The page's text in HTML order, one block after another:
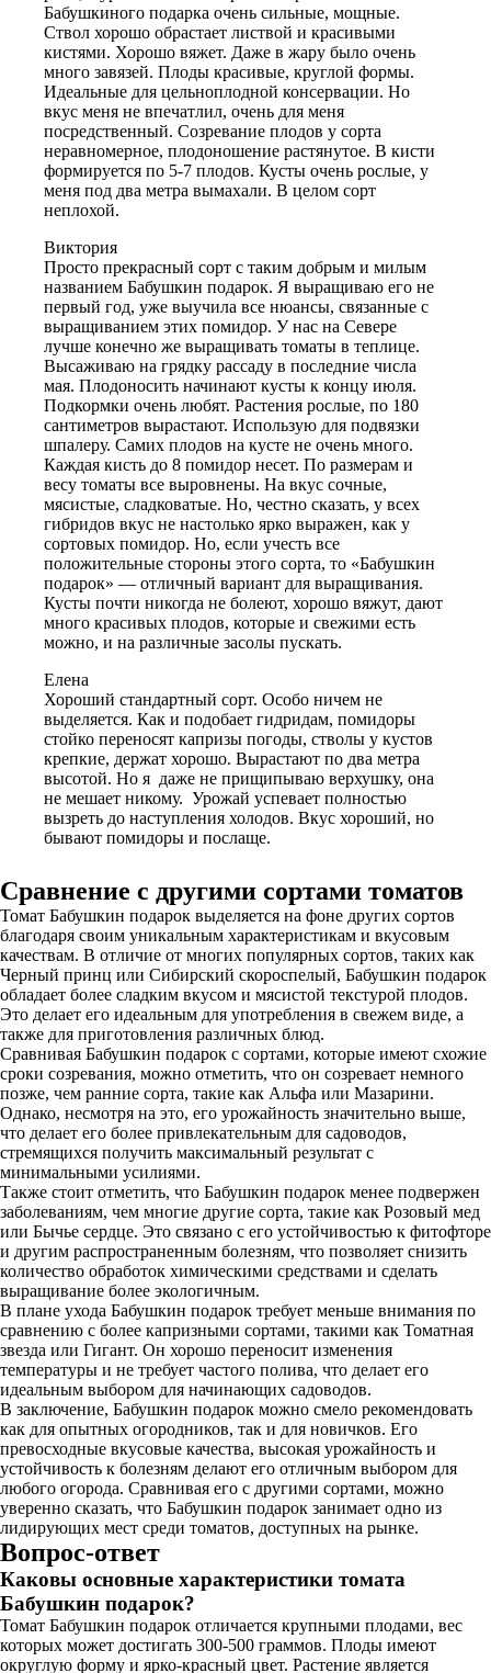
Бабушкиного подарка очень сильные, мощные.
Ствол хорошо обрастает листвой и красивыми
кистями. Хорошо вяжет. Даже в жару было очень
много завязей. Плоды красивые, круглой формы.
Идеальные для цельноплодной консервации. Но
вкус меня не впечатлил, очень для меня
посредственный. Созревание плодов у сорта
неравномерное, плодоношение растянутое. В кисти
формируется по 5-7 плодов. Кусты очень рослые, у
меня под два метра вымахали. В целом сорт
неплохой.
Виктория
Просто прекрасный сорт с таким добрым и милым
названием Бабушкин подарок. Я выращиваю его не
первый год, уже выучила все нюансы, связанные с
выращиванием этих помидор. У нас на Севере
лучше конечно же выращивать томаты в теплице.
Высаживаю на грядку рассаду в последние числа
мая. Плодоносить начинают кусты к концу июля.
Подкормки очень любят. Растения рослые, по 180
сантиметров вырастают. Использую для подвязки
шпалеру. Самих плодов на кусте не очень много.
Каждая кисть до 8 помидор несет. По размерам и
весу томаты все выровнены. На вкус сочные,
мясистые, сладковатые. Но, честно сказать, у всех
гибридов вкус не настолько ярко выражен, как у
сортовых помидор. Но, если учесть все
положительные стороны этого сорта, то «Бабушкин
подарок» — отличный вариант для выращивания.
Кусты почти никогда не болеют, хорошо вяжут, дают
много красивых плодов, которые и свежими есть
можно, и на различные засолы пускать.
Елена
Хороший стандартный сорт. Особо ничем не
выделяется. Как и подобает гидридам, помидоры
стойко переносят капризы погоды, стволы у кустов
крепкие, держат хорошо. Вырастают по два метра
высотой. Но я даже не прищипываю верхушку, она
не мешает никому. Урожай успевает полностью
вызреть до наступления холодов. Вкус хороший, но
бывают помидоры и послаще.
Сравнение с другими сортами томатов
Томат Бабушкин подарок выделяется на фоне других сортов
благодаря своим уникальным характеристикам и вкусовым
качествам. В отличие от многих популярных сортов, таких как
Черный принц или Сибирский скороспелый, Бабушкин подарок
обладает более сладким вкусом и мясистой текстурой плодов.
Это делает его идеальным для употребления в свежем виде, а
также для приготовления различных блюд.
Сравнивая Бабушкин подарок с сортами, которые имеют схожие
сроки созревания, можно отметить, что он созревает немного
позже, чем ранние сорта, такие как Альфа или Мазарини.
Однако, несмотря на это, его урожайность значительно выше,
что делает его более привлекательным для садоводов,
стремящихся получить максимальный результат с
минимальными усилиями.
Также стоит отметить, что Бабушкин подарок менее подвержен
заболеваниям, чем многие другие сорта, такие как Розовый мед
или Бычье сердце. Это связано с его устойчивостью к фитофторе
и другим распространенным болезням, что позволяет снизить
количество обработок химическими средствами и сделать
выращивание более экологичным.
В плане ухода Бабушкин подарок требует меньше внимания по
сравнению с более капризными сортами, такими как Томатная
звезда или Гигант. Он хорошо переносит изменения
температуры и не требует частого полива, что делает его
идеальным выбором для начинающих садоводов.
В заключение, Бабушкин подарок можно смело рекомендовать
как для опытных огородников, так и для новичков. Его
превосходные вкусовые качества, высокая урожайность и
устойчивость к болезням делают его отличным выбором для
любого огорода. Сравнивая его с другими сортами, можно
уверенно сказать, что Бабушкин подарок занимает одно из
лидирующих мест среди томатов, доступных на рынке.
Вопрос-ответ
Каковы основные характеристики томата
Бабушкин подарок?
Томат Бабушкин подарок отличается крупными плодами, вес
которых может достигать 300-500 граммов. Плоды имеют
округлую форму и ярко-красный цвет. Растение является